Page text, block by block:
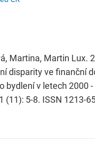
Martina, Martin Lux.
disparity ve finanční
bydlení v letech 2000 -
(11): 5-8. ISSN 1213-